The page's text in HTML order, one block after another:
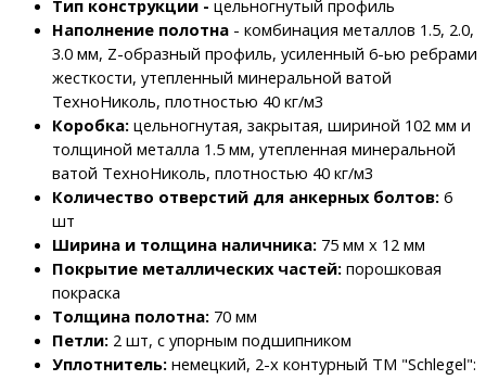
Тип конструкции - цельногнутый профиль
Наполнение полотна - комбинация металлов 1.5, 2.0,
3.0 мм, Z-образный профиль, усиленный 6-ью ребрами
жесткости, утепленный минеральной ватой
ТехноНиколь, плотностью 40 кг/м3
Коробка: цельногнутая, закрытая, шириной 102 мм и
толщиной металла 1.5 мм, утепленная минеральной
ватой ТехноНиколь, плотностью 40 кг/м3
Количество отверстий для анкерных болтов: 6
шт
Ширина и толщина наличника: 75 мм х 12 мм
Покрытие металлических частей: порошковая
покраска
Толщина полотна: 70 мм
Петли: 2 шт, с упорным подшипником
Уплотнитель: немецкий, 2-х контурный ТМ "Schlegel":